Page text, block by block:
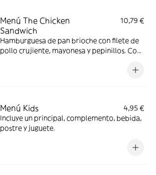
Menú The Chicken
Sandwich
10,79 €
Hamburguesa de pan brioche con filete de
pollo crujiente, mayonesa y pepinillos. Con
Menú Kids
4,95 €
Incluye un principal, complemento, bebida,
postre y juguete.